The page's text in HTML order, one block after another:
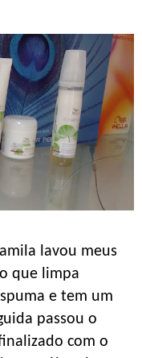
lavou meus
que limpa
e tem um
passou o
com o